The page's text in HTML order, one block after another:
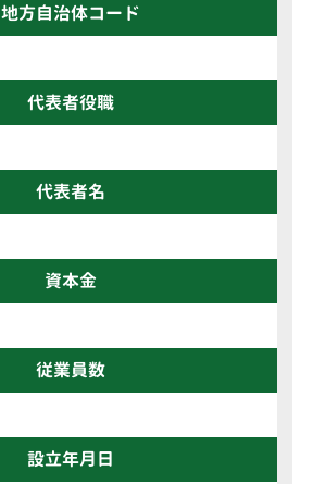
地方自治体コード
代表者役職
代表者名
資本金
従業員数
設立年月日